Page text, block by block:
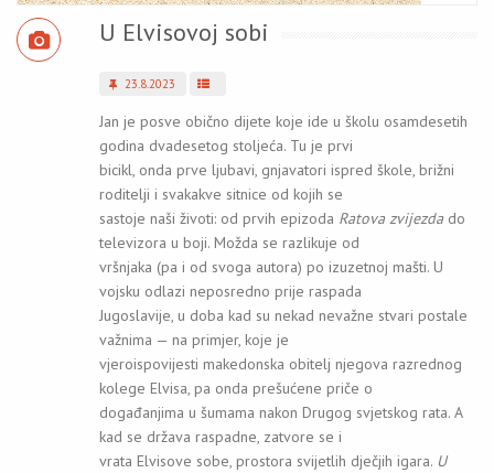
U Elvisovoj sobi
23.8.2023
Jan je posve obično dijete koje ide u školu osamdesetih
godina dvadesetog stoljeća. Tu je prvi
bicikl, onda prve ljubavi, gnjavatori ispred škole, brižni
roditelji i svakakve sitnice od kojih se
sastoje naši životi: od prvih epizoda Ratova zvijezdado
televizora u boji. Možda se razlikuje od
vršnjaka (pa i od svoga autora) po izuzetnoj mašti. U
vojsku odlazi neposredno prije raspada
Jugoslavije, u doba kad su nekad nevažne stvari postale
važnima — na primjer, koje je
vjeroispovijesti makedonska obitelj njegova razrednog
kolege Elvisa, pa onda prešućene priče o
događanjima u šumama nakon Drugog svjetskog rata. A
kad se država raspadne, zatvore se i
vrata Elvisove sobe, prostora svijetlih dječjih igara. U